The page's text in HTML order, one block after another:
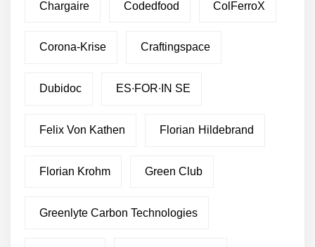
Chargaire Codedfood ColFerroX
Corona-Krise Craftingspace
Dubidoc ES∙FOR∙IN SE
Felix Von Kathen Florian Hildebrand
Florian Krohm Green Club
Greenlyte Carbon Technologies